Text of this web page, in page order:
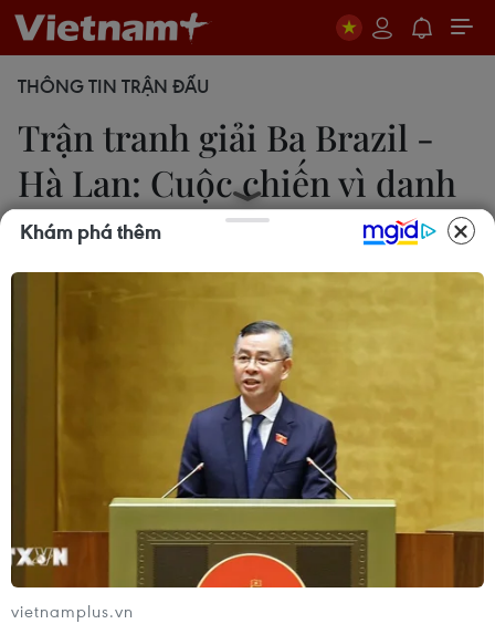
THÔNG TIN TRẬN ĐẤU
Trận tranh giải Ba Brazil -
Hà Lan: Cuộc chiến vì danh
dự
Mọi thứ đang ủng hộ Brazil trong trận đấu cuối
cùng. Điều quan trọng là đội bóng của Scolari
phản ứng ra sao? Chiến đấu tới hơi thở cuối cùng
hay buông xuôi tất cả?
Khám phá thêm
vietnamplus.vn